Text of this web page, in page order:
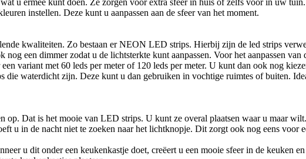
instellen. Deze kunt u aanpassen aan de sfeer van het moment.
kwaliteiten. Zo bestaan er NEON LED strips. Hierbij zijn de led strips
een dimmer zodat u de lichtsterkte kunt aanpassen. Voor het aanpassen
variant met 60 leds per meter of 120 leds per meter. U kunt dan ook nog
waterdicht zijn. Deze kunt u dan gebruiken in vochtige ruimtes of buiten.
op. Dat is het mooie van LED strips. U kunt ze overal plaatsen waar u maar
u in de nacht niet te zoeken naar het lichtknopje. Dit zorgt ook nog eens voor
u dit onder een keukenkastje doet, creëert u een mooie sfeer in de keuken